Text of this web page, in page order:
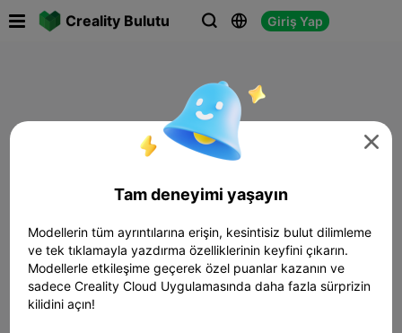
Creality Bulutu   Giriş Yap

Tam deneyimi yaşayın
Modellerin tüm ayrıntılarına erişin, kesintisiz bulut dilimleme
ve tek tıklamayla yazdırma özelliklerinin keyfini çıkarın.
Modellerle etkileşime geçerek özel puanlar kazanın ve
sadece Creality Cloud Uygulamasında daha fazla sürprizin
kilidini açın!